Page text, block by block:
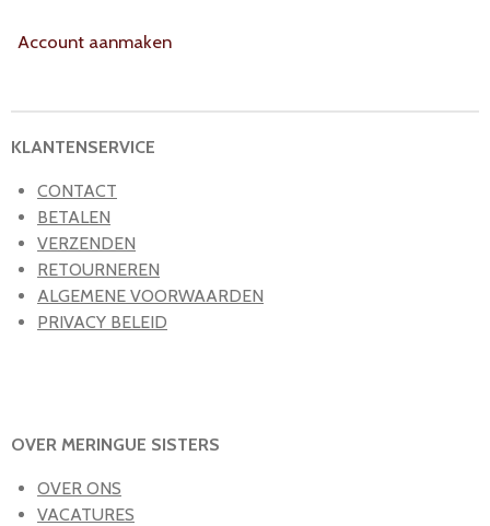
Account aanmaken
KLANTENSERVICE
CONTACT
BETALEN
VERZENDEN
RETOURNEREN
ALGEMENE VOORWAARDEN
PRIVACY BELEID
OVER MERINGUE SISTERS
OVER ONS
VACATURES